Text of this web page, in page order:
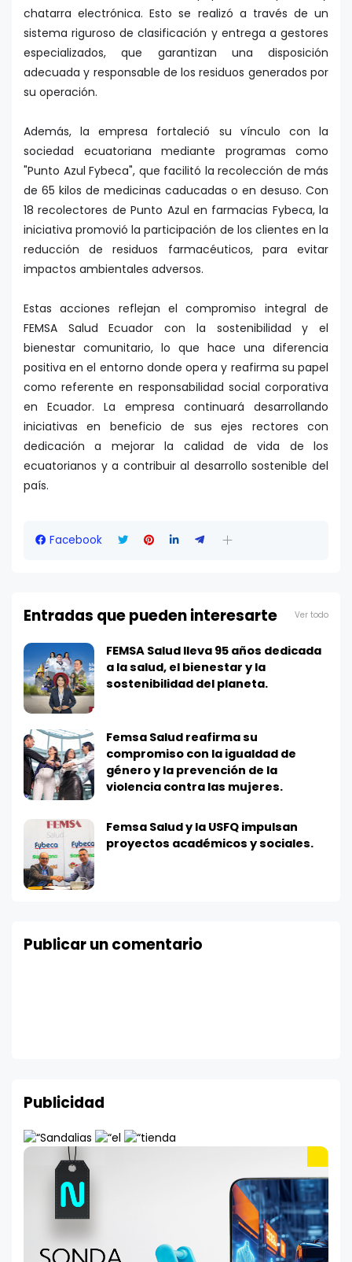
chatarra electrónica. Esto se realizó a través de un
sistema riguroso de clasificación y entrega a gestores
especializados, que garantizan una disposición
adecuada y responsable de los residuos generados por
su operación.
Además, la empresa fortaleció su vínculo con la
sociedad ecuatoriana mediante programas como
"Punto Azul Fybeca", que facilitó la recolección de más
de 65 kilos de medicinas caducadas o en desuso. Con
18 recolectores de Punto Azul en farmacias Fybeca, la
iniciativa promovió la participación de los clientes en la
reducción de residuos farmacéuticos, para evitar
impactos ambientales adversos.
Estas acciones reflejan el compromiso integral de
FEMSA Salud Ecuador con la sostenibilidad y el
bienestar comunitario, lo que hace una diferencia
positiva en el entorno donde opera y reafirma su papel
como referente en responsabilidad social corporativa
en Ecuador. La empresa continuará desarrollando
iniciativas en beneficio de sus ejes rectores con
dedicación a mejorar la calidad de vida de los
ecuatorianos y a contribuir al desarrollo sostenible del
país.
Facebook
Entradas que pueden interesarte Ver todo
FEMSA Salud lleva 95 años dedicada
a la salud, el bienestar y la
sostenibilidad del planeta.
Femsa Salud reafirma su
compromiso con la igualdad de
género y la prevención de la
violencia contra las mujeres.
Femsa Salud y la USFQ impulsan
proyectos académicos y sociales.
Publicar un comentario
Publicidad